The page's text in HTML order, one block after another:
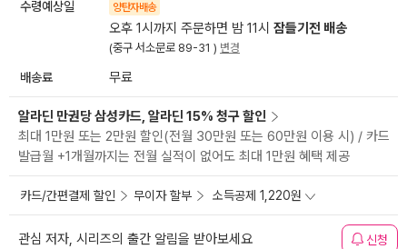
수령예상일 양탄자배송
오후 1시까지 주문하면 밤 11시 잠들기전 배송
(중구 서소문로 89-31 ) 변경
배송료 무료
알라딘 만권당 삼성카드, 알라딘 15% 청구 할인
최대 1만원 또는 2만원 할인(전월 30만원 또는 60만원 이용 시) / 카드
발급월 +1개월까지는 전월 실적이 없어도 최대 1만원 혜택 제공
카드/간편결제 할인 무이자 할부 소득공제 1,220원
관심 저자, 시리즈의 출간 알림을 받아보세요 신청